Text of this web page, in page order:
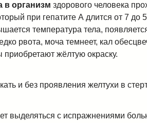
в организм здорового человека
при гепатите А длится от 7 до
температура тела,
рвота, моча темнеет, кал
жёлтую окраску.
и без проявления желтухи в
выделяться с испражнениями